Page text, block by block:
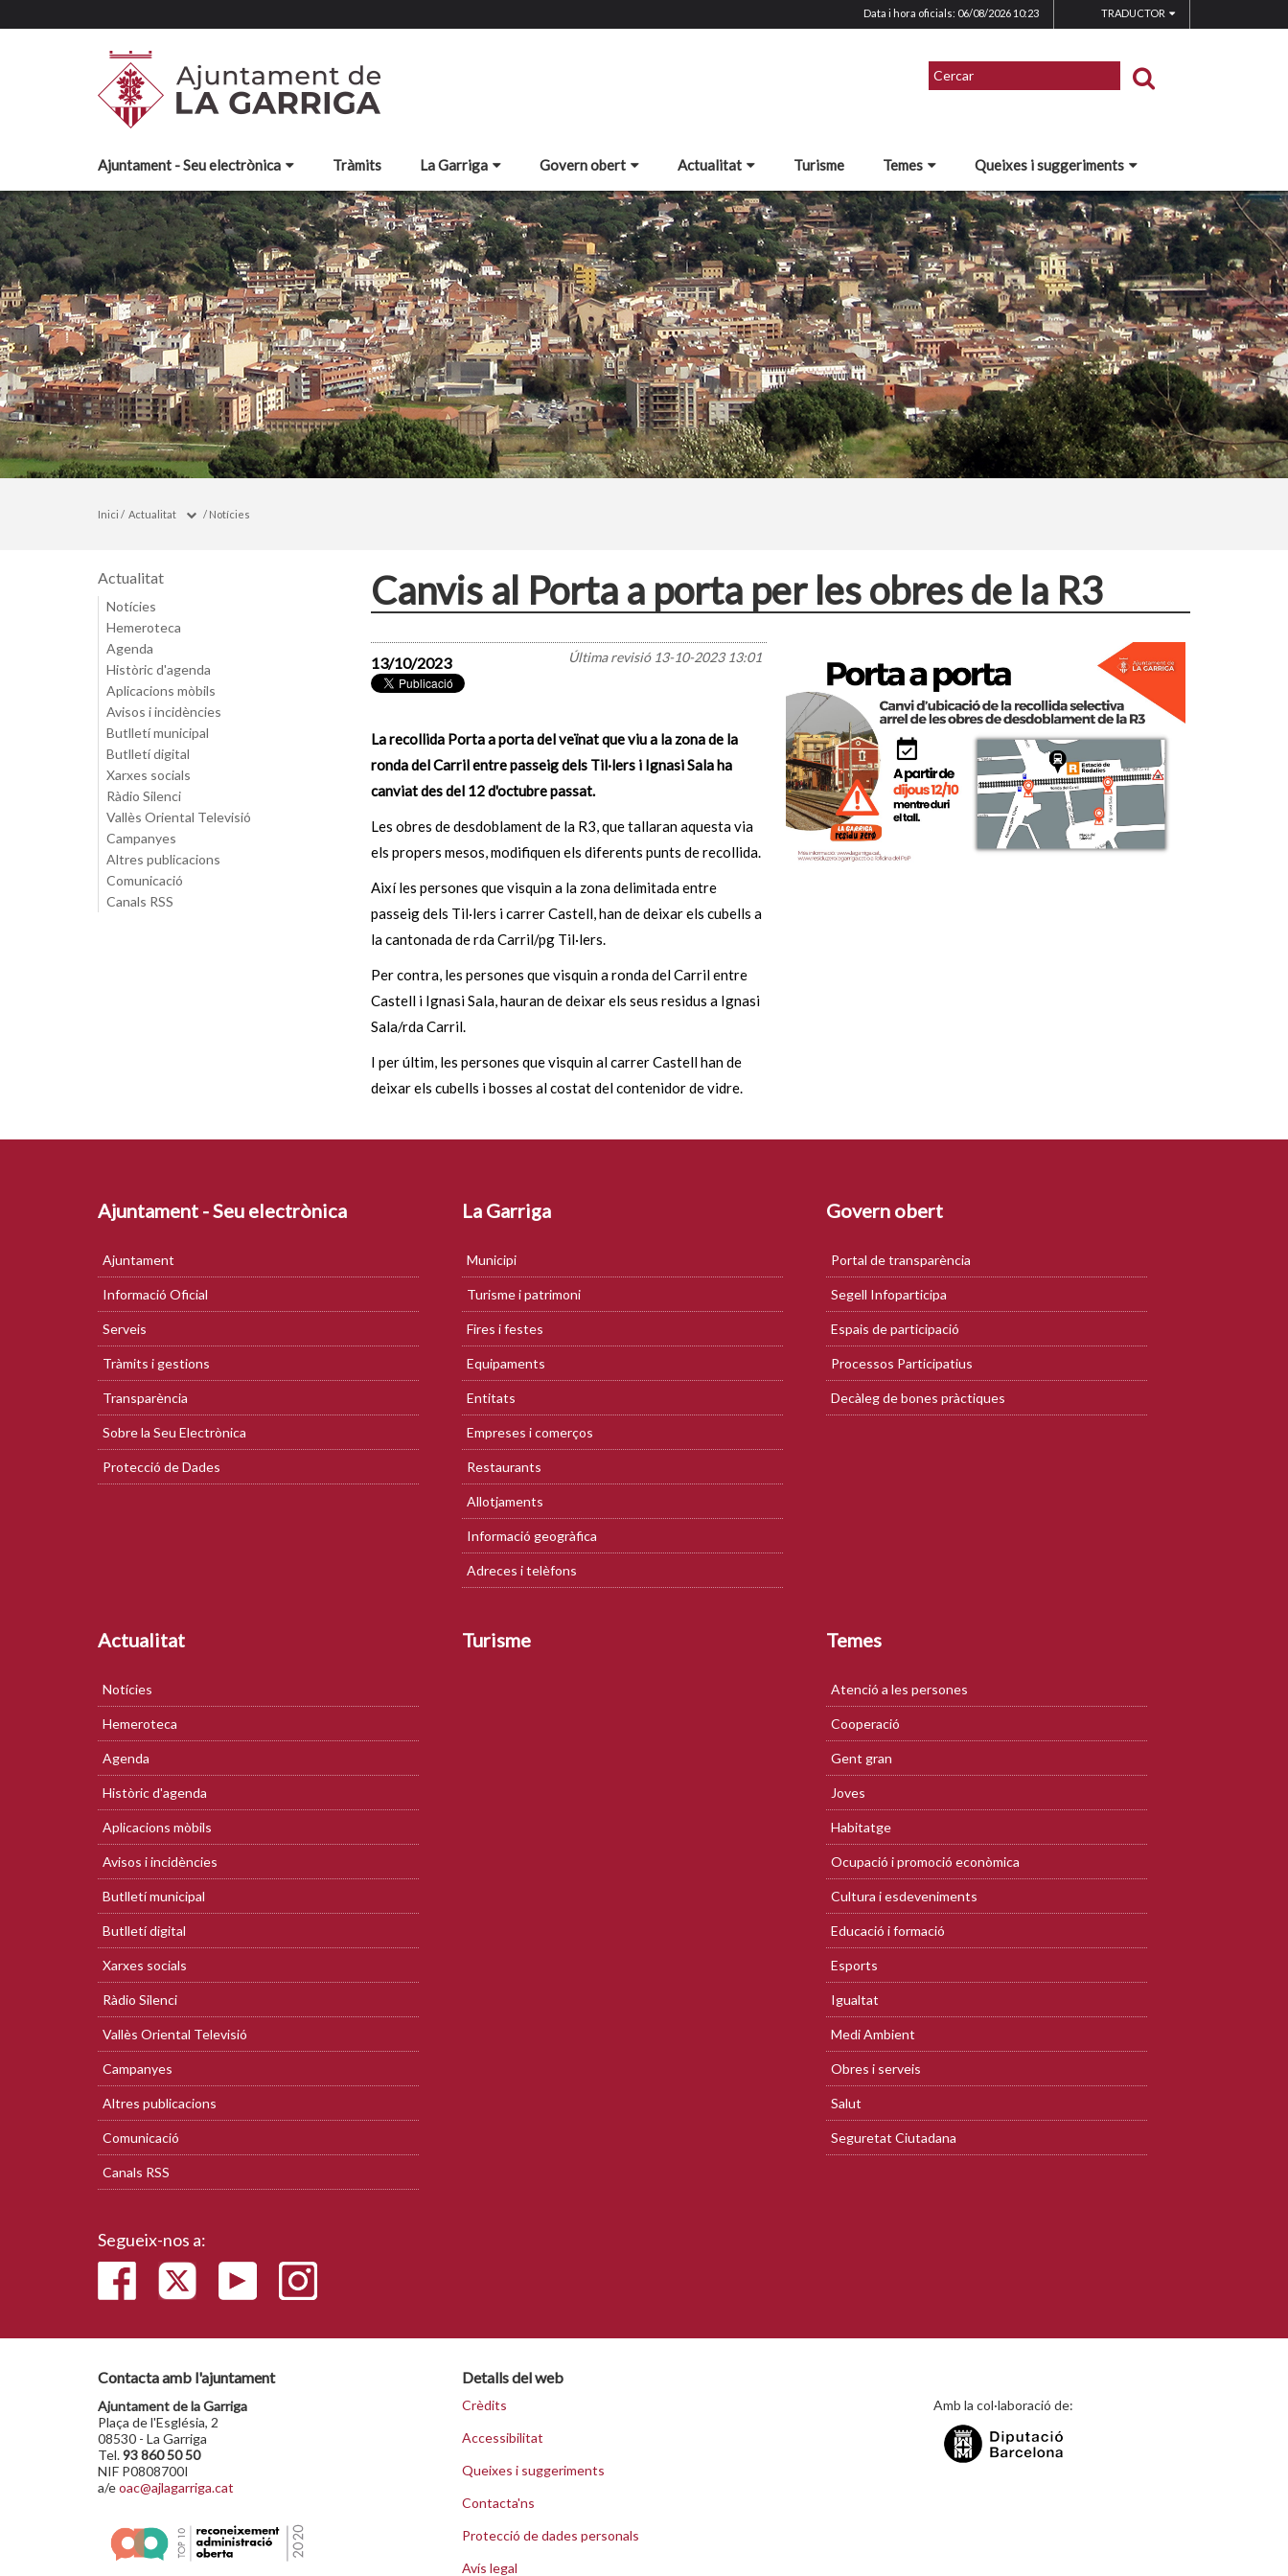
Data i hora oficials: 06/08/2026 10:23 TRADUCTOR
Ajuntament - Seu electrònica Tràmits La Garriga Govern obert Actualitat Turisme Temes Queixes i suggeriments
Inici / Actualitat / Notícies
Actualitat
Notícies
Hemeroteca
Agenda
Històric d'agenda
Aplicacions mòbils
Avisos i incidències
Butlletí municipal
Butlletí digital
Xarxes socials
Ràdio Silenci
Vallès Oriental Televisió
Campanyes
Altres publicacions
Comunicació
Canals RSS
Canvis al Porta a porta per les obres de la R3
Última revisió 13-10-2023 13:01
13/10/2023
La recollida Porta a porta del veïnat que viu a la zona de la
ronda del Carril entre passeig dels Til·lers i Ignasi Sala ha
canviat des del 12 d'octubre passat.
Les obres de desdoblament de la R3, que tallaran aquesta via
els propers mesos, modifiquen els diferents punts de recollida.
Així les persones que visquin a la zona delimitada entre
passeig dels Til·lers i carrer Castell, han de deixar els cubells a
la cantonada de rda Carril/pg Til·lers.
Per contra, les persones que visquin a ronda del Carril entre
Castell i Ignasi Sala, hauran de deixar els seus residus a Ignasi
Sala/rda Carril.
I per últim, les persones que visquin al carrer Castell han de
deixar els cubells i bosses al costat del contenidor de vidre.
Ajuntament - Seu electrònica
Ajuntament
Informació Oficial
Serveis
Tràmits i gestions
Transparència
Sobre la Seu Electrònica
Protecció de Dades
La Garriga
Municipi
Turisme i patrimoni
Fires i festes
Equipaments
Entitats
Empreses i comerços
Restaurants
Allotjaments
Informació geogràfica
Adreces i telèfons
Govern obert
Portal de transparència
Segell Infoparticipa
Espais de participació
Processos Participatius
Decàleg de bones pràctiques
Actualitat
Notícies
Hemeroteca
Agenda
Històric d'agenda
Aplicacions mòbils
Avisos i incidències
Butlletí municipal
Butlletí digital
Xarxes socials
Ràdio Silenci
Vallès Oriental Televisió
Campanyes
Altres publicacions
Comunicació
Canals RSS
Turisme Temes
Atenció a les persones
Cooperació
Gent gran
Joves
Habitatge
Ocupació i promoció econòmica
Cultura i esdeveniments
Educació i formació
Esports
Igualtat
Medi Ambient
Obres i serveis
Salut
Seguretat Ciutadana
Segueix-nos a:
Contacta amb l'ajuntament
Ajuntament de la Garriga
Plaça de l'Església, 2
08530 - La Garriga
Tel.93 860 50 50
NIF P0808700I
a/eoac@ajlagarriga.cat
Detalls del web
Crèdits
Accessibilitat
Queixes i suggeriments
Contacta'ns
Protecció de dades personals
Avís legal
Amb la col·laboració de: